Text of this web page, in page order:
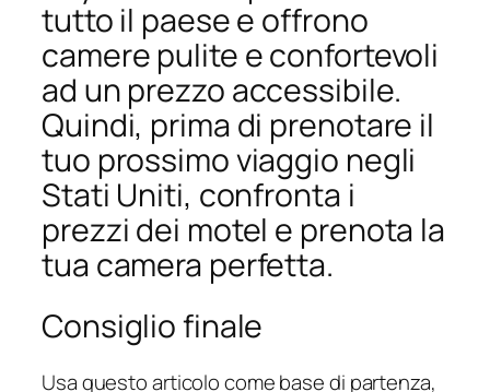
tutto il paese e offrono
camere pulite e confortevoli
ad un prezzo accessibile.
Quindi, prima di prenotare il
tuo prossimo viaggio negli
Stati Uniti, confronta i
prezzi dei motel e prenota la
tua camera perfetta.
Consiglio finale
Usa questo articolo come base di partenza,